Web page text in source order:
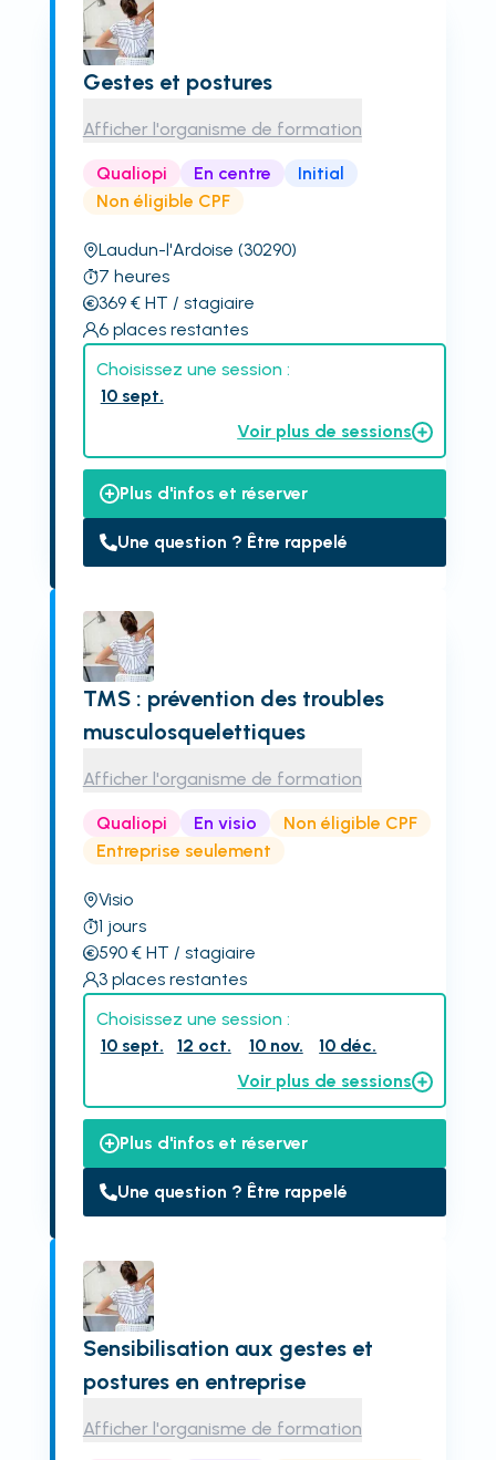
Gestes et postures
Afficher l'organisme de formation
Qualiopi En centre
Initial
Non éligible CPF
Laudun-l'Ardoise (30290)
7 heures
369€ HT / stagiaire
6 places restantes
Choisissez une session :
10 sept.
Voir plus de sessions
Plus d'infos et réserver
Une question ? Être rappelé
TMS : prévention des troubles
musculosquelettiques
Afficher l'organisme de formation
Qualiopi En visio
Non éligible CPF
Entreprise seulement
Visio
1 jours
590€ HT / stagiaire
3 places restantes
Choisissez une session :
10 sept.
12 oct. 10 nov.
10 déc.
Voir plus de sessions
Plus d'infos et réserver
Une question ? Être rappelé
Sensibilisation aux gestes et
postures en entreprise
Afficher l'organisme de formation